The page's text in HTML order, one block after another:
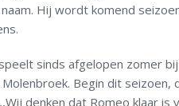
Hij wordt komend
sinds afgelopen zomer
Begin dit
denken dat Romeo klaar